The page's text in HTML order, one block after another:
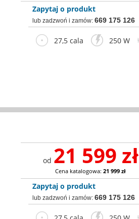
Zapytaj o produkt
lub zadzwoń i zamów:669 175 126
27,5 cala 250 W
od 21 599 zł
Cena katalogowa:21 999 zł
Zapytaj o produkt
lub zadzwoń i zamów:669 175 126